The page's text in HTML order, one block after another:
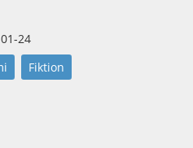
24
Fiktion